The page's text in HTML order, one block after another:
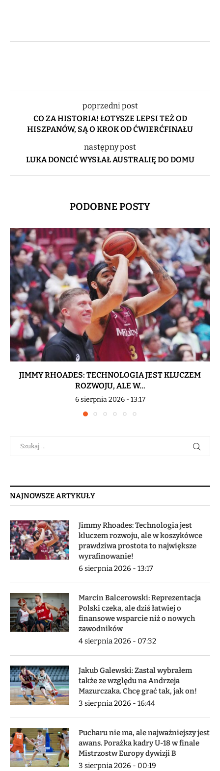
poprzedni post
CO ZA HISTORIA! ŁOTYSZE LEPSI TEŻ OD
HISZPANÓW, SĄ O KROK OD ĆWIERĆFINAŁU
następny post
LUKA DONCIĆ WYSŁAŁ AUSTRALIĘ DO DOMU
PODOBNE POSTY
JIMMY RHOADES: TECHNOLOGIA JEST KLUCZEM
ROZWOJU, ALE W...
6 sierpnia 2026 - 13:17
NAJNOWSZE ARTYKUŁY
Jimmy Rhoades: Technologia jest
kluczem rozwoju, ale w koszykówce
prawdziwa prostota to największe
wyrafinowanie!
6 sierpnia 2026 - 13:17
Marcin Balcerowski: Reprezentacja
Polski czeka, ale dziś łatwiej o
finansowe wsparcie niż o nowych
zawodników
4 sierpnia 2026 - 07:32
Jakub Galewski: Zastal wybrałem
także ze względu na Andrzeja
Mazurczaka. Chcę grać tak, jak on!
3 sierpnia 2026 - 16:44
Pucharu nie ma, ale najważniejszy jest
awans. Porażka kadry U-18 w finale
Mistrzostw Europy dywizji B
3 sierpnia 2026 - 00:19